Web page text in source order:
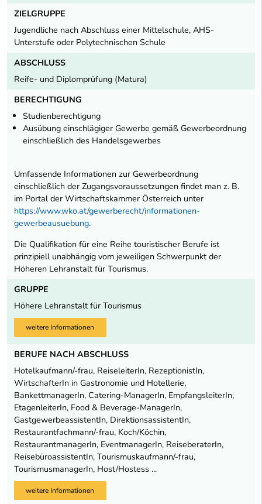
ZIELGRUPPE
Jugendliche nach Abschluss einer Mittelschule, AHS-
Unterstufe oder Polytechnischen Schule
ABSCHLUSS
Reife- und Diplomprüfung (Matura)
BERECHTIGUNG
Studienberechtigung
Ausübung einschlägiger Gewerbe gemäß Gewerbeordnung
einschließlich des Handelsgewerbes
Umfassende Informationen zur Gewerbeordnung
einschließlich der Zugangsvoraussetzungen findet man z. B.
im Portal der Wirtschaftskammer Österreich unter
https://www.wko.at/gewerberecht/informationen-
gewerbeausuebung.
Die Qualifikation für eine Reihe touristischer Berufe ist
prinzipiell unabhängig vom jeweiligen Schwerpunkt der
Höheren Lehranstalt für Tourismus.
GRUPPE
Höhere Lehranstalt für Tourismus
weitere Informationen
BERUFE NACH ABSCHLUSS
Hotelkaufmann/-frau, ReiseleiterIn, RezeptionistIn,
WirtschafterIn in Gastronomie und Hotellerie,
BankettmanagerIn, Catering-ManagerIn, EmpfangsleiterIn,
EtagenleiterIn, Food & Beverage-ManagerIn,
GastgewerbeassistentIn, DirektionsassistentIn,
Restaurantfachmann/-frau, Koch/Köchin,
RestaurantmanagerIn, EventmanagerIn, ReiseberaterIn,
ReisebüroassistentIn, Tourismuskaufmann/-frau,
TourismusmanagerIn, Host/Hostess ...
weitere Informationen